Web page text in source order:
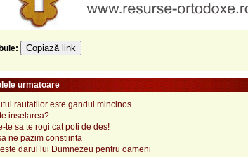
Copiază link
urmatoare
rautatilor este gandul mincinos
inselarea?
te sa te rogi cat poti de des!
ne pazim constiinta
darul lui Dumnezeu pentru oameni